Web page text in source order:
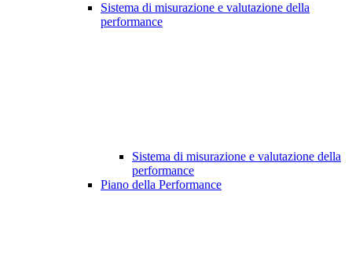
Sistema di misurazione e valutazione della
performance
Sistema di misurazione e valutazione della
performance
Piano della Performance